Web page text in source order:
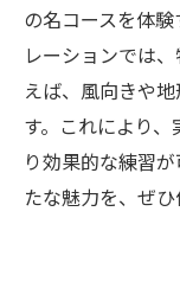
の名コースを体
レーションでは
えば、風向きや
す。これにより
り効果的な練習
たな魅力を、ぜひ